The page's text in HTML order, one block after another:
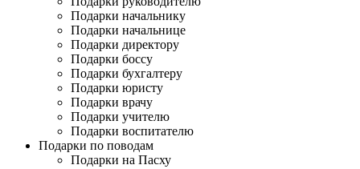
Подарки начальнику
Подарки начальнице
Подарки директору
Подарки боссу
Подарки бухгалтеру
Подарки юристу
Подарки врачу
Подарки учителю
Подарки воспитателю
Подарки по поводам
Подарки на Пасху